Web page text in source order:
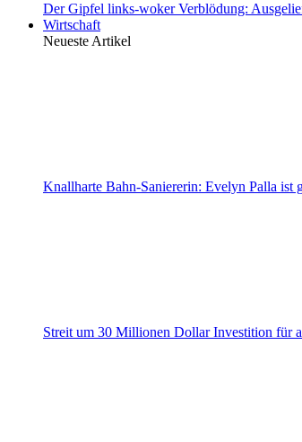
Der Gipfel links-woker Verblödung:
Wirtschaft
Neueste Artikel
Knallharte Bahn-Saniererin: Evelyn Palla ist
Streit um 30 Millionen Dollar Investition für